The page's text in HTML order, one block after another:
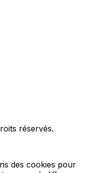
réservés.
des cookies pour